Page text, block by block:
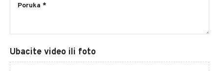
Ubacite video ili foto